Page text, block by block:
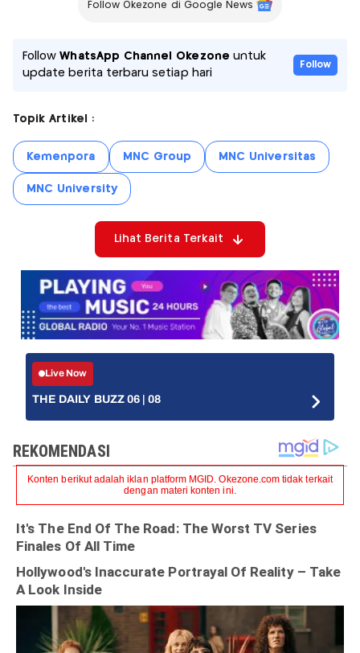
Follow Okezone di Google News
FollowWhatsApp Channel Okezone untuk
update berita terbaru setiap hari
Follow
Topik Artikel :
Kemenpora MNC Group MNC Universitas
MNC University
Lihat Berita Terkait
Live Now
THE DAILY BUZZ 06 | 08